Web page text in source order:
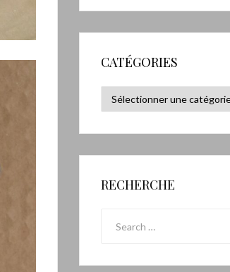
CATÉGORIES
Catégories
RECHERCHE